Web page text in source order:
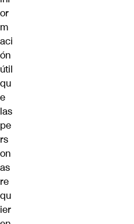
or
m
aci
ón
útil
qu
e
las
pe
rs
on
as
re
qu
ier